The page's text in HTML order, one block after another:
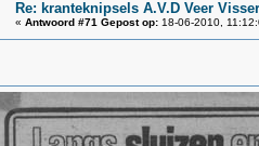
Re: kranteknipsels A.V.D Veer
« Antwoord #71 Gepost op:18-06-2010,